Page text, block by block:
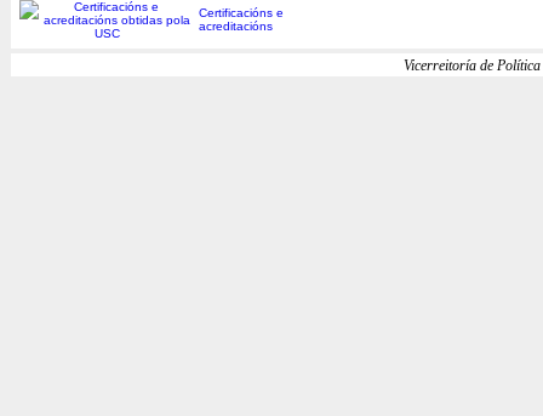
Certificacións e
acreditacións
Vicerreitoría de